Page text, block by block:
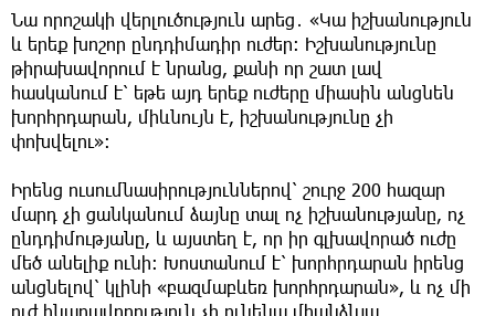
Նա որոշակի վերլուծություն արեց․ «Կա իշխանություն
և երեք խոշոր ընդդիմադիր ուժեր։ Իշխանությունը
թիրախավորում է նրանց, քանի որ շատ լավ
հասկանում է՝ եթե այդ երեք ուժերը միասին անցնեն
խորհրդարան, միևնույն է, իշխանությունը չի
փոխվելու»։
Իրենց ուսումնասիրություններով՝ շուրջ 200 հազար
մարդ չի ցանկանում ձայնը տալ ոչ իշխանությանը, ոչ
ընդդիմությանը, և այստեղ է, որ իր գլխավորած ուժը
մեծ անելիք ունի։ Խոստանում է՝ խորհրդարան իրենց
անցնելով՝ կլինի «բազմաբևեռ խորհրդարան», և ոչ մի
ուժ հնարավորություն չի ունենա միանձնյա